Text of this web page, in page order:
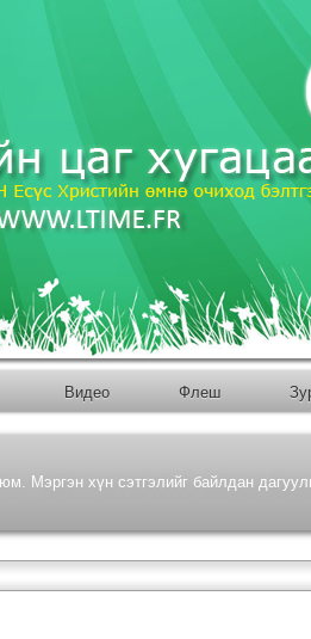
Bидео Флеш
Мэргэн хүн сэтгэлийг байлдан